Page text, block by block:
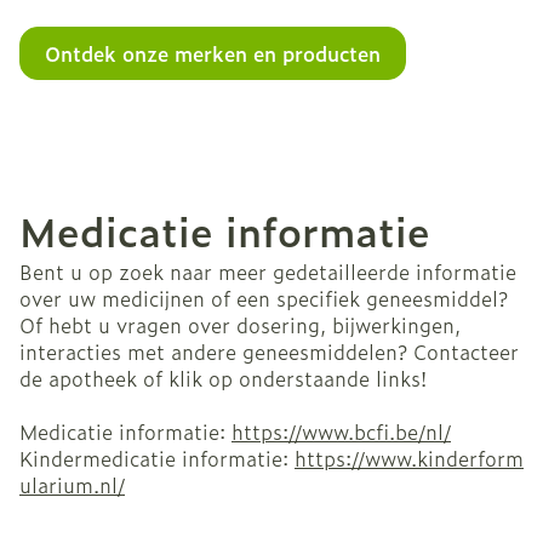
Ontdek onze merken en producten
Medicatie informatie
Bent u op zoek naar meer gedetailleerde informatie
over uw medicijnen of een specifiek geneesmiddel?
Of hebt u vragen over dosering, bijwerkingen,
interacties met andere geneesmiddelen? Contacteer
de apotheek of klik op onderstaande links!
Medicatie informatie: https://www.bcfi.be/nl/
Kindermedicatie informatie: https://www.kinderform
ularium.nl/